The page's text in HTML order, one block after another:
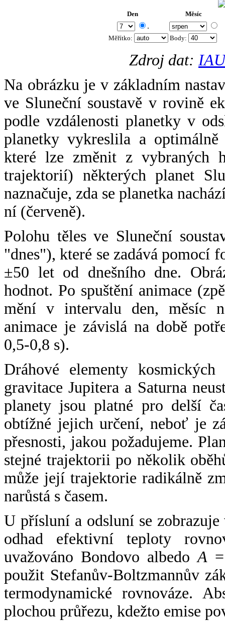
Den Měsíc
.
Měřítko: Body:
Zdroj dat:
Na obrázku je v základním
ve Sluneční soustavě v rovině
podle vzdálenosti planetky v
planetky vykreslila a
které lze změnit z vybraných
trajektorií) některých planet
naznačuje, zda se planetka
ní (červeně).
Polohu těles ve Sluneční
"dnes"), které se zadává pomocí
±50 let od dnešního dne.
hodnot. Po spuštění animace
mění v intervalu den, měsíc
animace je závislá na době
0,5-0,8 s).
Dráhové elementy
gravitace Jupitera a Saturna
planety jsou platné pro delší
obtížné jejich určení, neboť je
přesnosti, jakou požadujeme.
stejné trajektorii po několik
může její trajektorie radikálně
narůstá s časem.
U přísluní a odsluní se
odhad efektivní teploty
uvažováno Bondovo albedoA
použit Stefanův-Boltzmannův
termodynamické rovnováze.
plochou průřezu, kdežto emise